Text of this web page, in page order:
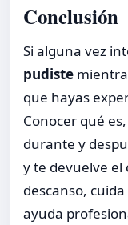
Conclusión
Si alguna vez
pudiste
que hayas
Conocer qué
durante y
y te devuelve
descanso,
ayuda